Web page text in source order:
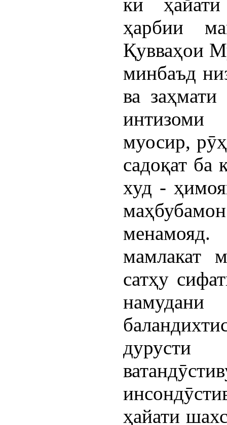
ҳарбии
Қувваҳои
минбаъд
ва
муосир,
садоқат ба
худ -
мамлакат
сатҳу
дурусти
ҳайати